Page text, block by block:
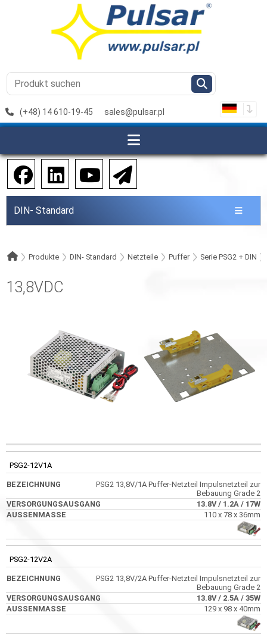
(+48) 14 610-19-45 sales@pulsar.pl
DIN- Standard
Produkte DIN- Standard Netzteile Puffer Serie PSG2 + DIN
13,8VDC
CODE BEZEICHNUNG VERSORGUNGSAUSGANG
PSG2-12V1A
PSG2 13,8V/1A Puffer-Netzteil Impulsnetzteil zur
Bebauung Grade 2
13.8V/ 1.2A / 17W
110 x 78 x 36mm
PSG2-12V2A
PSG2 13,8V/2A Puffer-Netzteil Impulsnetzteil zur
Bebauung Grade 2
13.8V/ 2.5A / 35W
129 x 98 x 40mm